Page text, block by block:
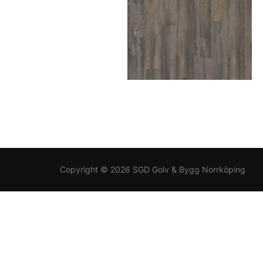
Copyright © 2026 SGD Golv & Bygg Norrköping